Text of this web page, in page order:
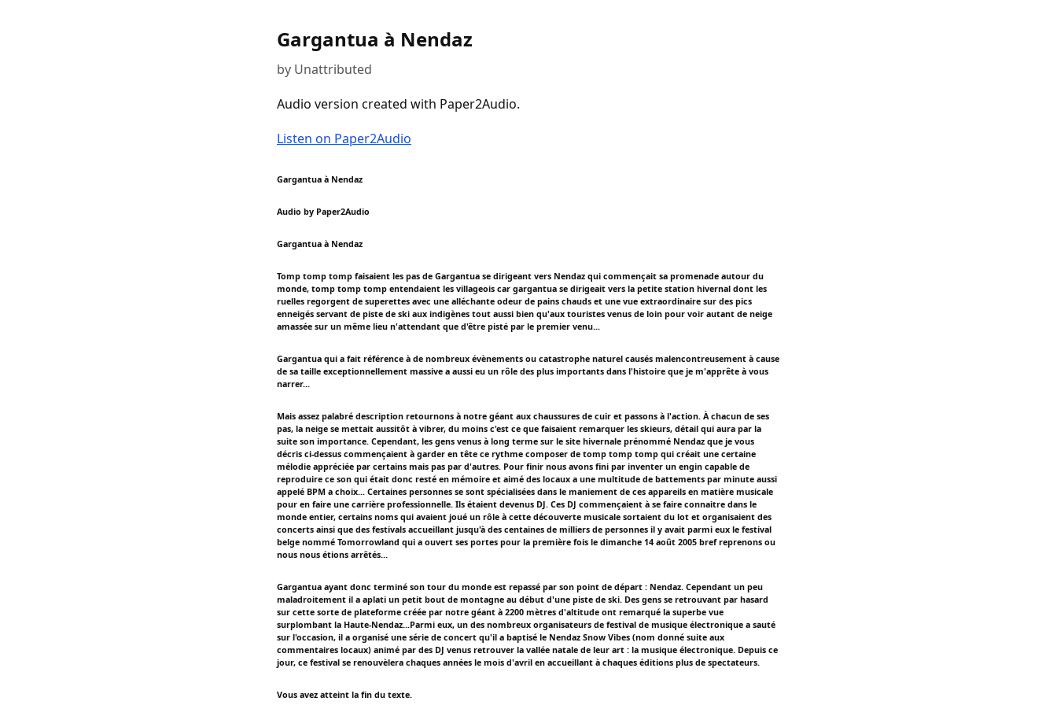
Gargantua à Nendaz
by Unattributed
Audio version created with Paper2Audio.
Listen on Paper2Audio
Gargantua à Nendaz
Audio by Paper2Audio
Gargantua à Nendaz
Tomp tomp tomp faisaient les pas de Gargantua se dirigeant vers Nendaz qui commençait sa promenade autour du
monde, tomp tomp tomp entendaient les villageois car gargantua se dirigeait vers la petite station hivernal dont les
ruelles regorgent de superettes avec une alléchante odeur de pains chauds et une vue extraordinaire sur des pics
enneigés servant de piste de ski aux indigènes tout aussi bien qu'aux touristes venus de loin pour voir autant de neige
amassée sur un même lieu n'attendant que d'être pisté par le premier venu...
Gargantua qui a fait référence à de nombreux évènements ou catastrophe naturel causés malencontreusement à cause
de sa taille exceptionnellement massive a aussi eu un rôle des plus importants dans l'histoire que je m'apprête à vous
narrer...
Mais assez palabré description retournons à notre géant aux chaussures de cuir et passons à l'action. À chacun de ses
pas, la neige se mettait aussitôt à vibrer, du moins c'est ce que faisaient remarquer les skieurs, détail qui aura par la
suite son importance. Cependant, les gens venus à long terme sur le site hivernale prénommé Nendaz que je vous
décris ci-dessus commençaient à garder en tête ce rythme composer de tomp tomp tomp qui créait une certaine
mélodie appréciée par certains mais pas par d'autres. Pour finir nous avons fini par inventer un engin capable de
reproduire ce son qui était donc resté en mémoire et aimé des locaux a une multitude de battements par minute aussi
appelé BPM a choix... Certaines personnes se sont spécialisées dans le maniement de ces appareils en matière musicale
pour en faire une carrière professionnelle. Ils étaient devenus DJ. Ces DJ commençaient à se faire connaitre dans le
monde entier, certains noms qui avaient joué un rôle à cette découverte musicale sortaient du lot et organisaient des
concerts ainsi que des festivals accueillant jusqu'à des centaines de milliers de personnes il y avait parmi eux le festival
belge nommé Tomorrowland qui a ouvert ses portes pour la première fois le dimanche 14 août 2005 bref reprenons ou
nous nous étions arrêtés...
Gargantua ayant donc terminé son tour du monde est repassé par son point de départ : Nendaz. Cependant un peu
maladroitement il a aplati un petit bout de montagne au début d'une piste de ski. Des gens se retrouvant par hasard
sur cette sorte de plateforme créée par notre géant à 2200 mètres d'altitude ont remarqué la superbe vue
surplombant la Haute-Nendaz...Parmi eux, un des nombreux organisateurs de festival de musique électronique a sauté
sur l'occasion, il a organisé une série de concert qu'il a baptisé le Nendaz Snow Vibes (nom donné suite aux
commentaires locaux) animé par des DJ venus retrouver la vallée natale de leur art : la musique électronique. Depuis ce
jour, ce festival se renouvèlera chaques années le mois d'avril en accueillant à chaques éditions plus de spectateurs.
Vous avez atteint la fin du texte.